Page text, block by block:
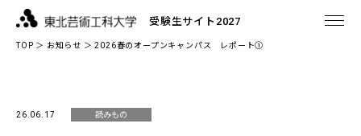
受験生サイト2027
TOP ＞ お知らせ ＞ 2026春のオープンキャンパス レポート①
26.06.17 読みもの